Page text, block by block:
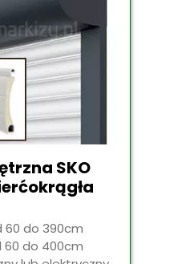
SKO
60 do 390cm
60 do 400cm